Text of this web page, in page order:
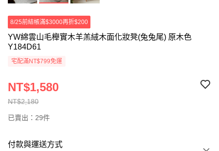
8/25前結帳滿$3000再折$200
YW綿雲山毛櫸實木羊羔絨木面化妝凳(兔兔尾) 原木色
Y184D61
宅配滿NT$799免運
NT$2,180
NT$1,580
已賣出：29件
付款與運送方式